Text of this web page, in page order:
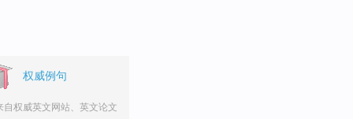
权威例句
自权威英文网站、英文论文